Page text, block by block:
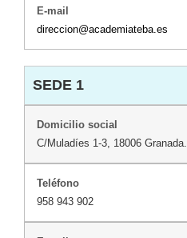
direccion@academiateba.es
SEDE 1
C/Muladíes 1-3, 18006 Granada.
958 943 902